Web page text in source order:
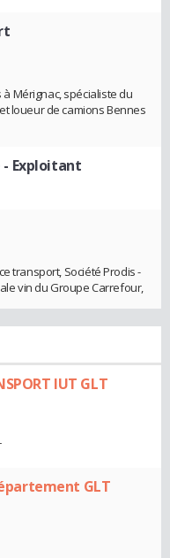
Mérignac, spécialiste du
loueur de camions Bennes
- Exploitant
transport, Société Prodis -
vin du Groupe Carrefour,
IUT GLT
GLT